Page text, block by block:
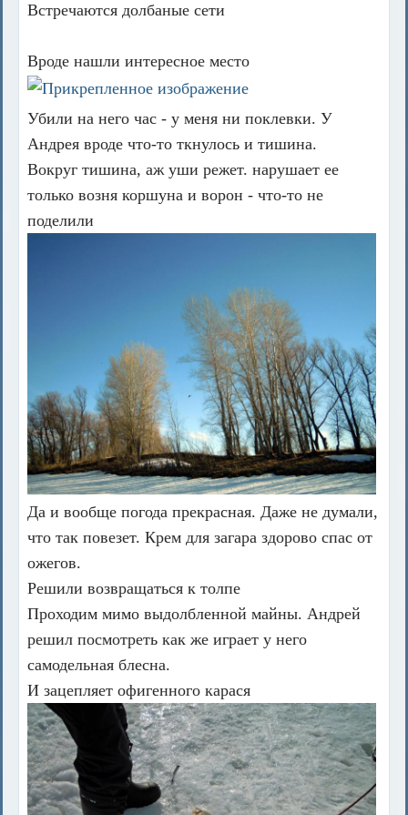
Встречаются долбаные сети
Вроде нашли интересное место
Убили на него час - у меня ни поклевки. У
Андрея вроде что-то ткнулось и тишина.
Вокруг тишина, аж уши режет. нарушает ее
только возня коршуна и ворон - что-то не
поделили
Да и вообще погода прекрасная. Даже не думали,
что так повезет. Крем для загара здорово спас от
ожегов.
Решили возвращаться к толпе
Проходим мимо выдолбленной майны. Андрей
решил посмотреть как же играет у него
самодельная блесна.
И зацепляет офигенного карася